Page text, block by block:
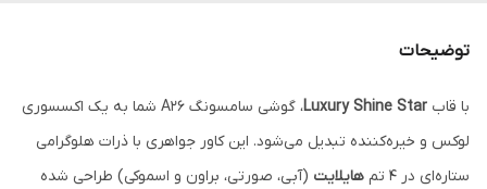
متریال TPU شفاف (ضد شوک و زردی)
توضیحات
با قاب Luxury Shine Star
، گوشی سامسونگ A26 شما به یک اکسسوری
لوکس و خیره‌کننده تبدیل می‌شود. این کاور جواهری با ذرات هلوگرامی
ستاره‌ای در ۴ تم
هایلایت (آبی، صورتی، براون و اسموکی) طراحی شده